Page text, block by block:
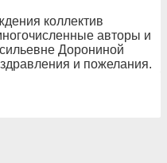
коллектив
авторы и
Дорониной
и пожелания.